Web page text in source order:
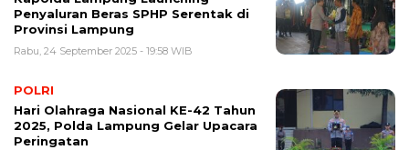
Penyaluran Beras SPHP Serentak di
Provinsi Lampung
Rabu, 24 September 2025 - 19:58 WIB
POLRI
Hari Olahraga Nasional KE-42 Tahun
2025, Polda Lampung Gelar Upacara
Peringatan